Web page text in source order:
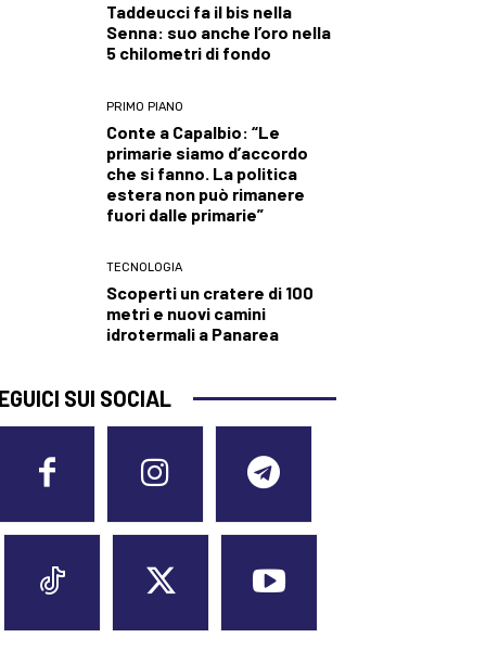
Taddeucci fa il bis nella
Senna: suo anche l’oro nella
5 chilometri di fondo
PRIMO PIANO
Conte a Capalbio: “Le
primarie siamo d’accordo
che si fanno. La politica
estera non può rimanere
fuori dalle primarie”
TECNOLOGIA
Scoperti un cratere di 100
metri e nuovi camini
idrotermali a Panarea
SUI SOCIAL